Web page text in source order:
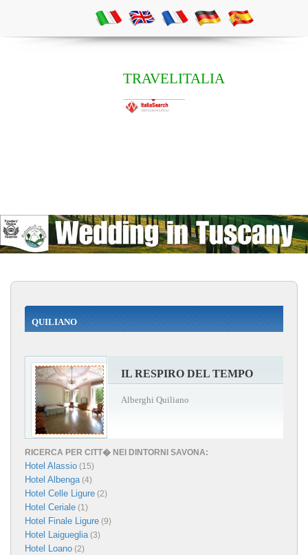
TRAVELITALIA
QUILIANO
IL RESPIRO DEL TEMPO
Alberghi Quiliano
RICERCA PER CITT� NEI DINTORNI SAVONA:
Hotel Alassio (15)
Hotel Albenga(4)
Hotel Celle Ligure (2)
Hotel Ceriale (1)
Hotel Finale Ligure (9)
Hotel Laigueglia(3)
Hotel Loano (2)